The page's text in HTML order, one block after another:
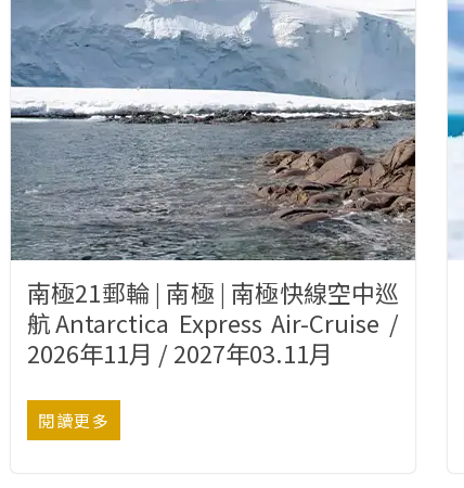
南極21郵輪 | 南極 | 南極快線空中巡
航Antarctica Express Air-Cruise /
2026年11月 / 2027年03.11月
閱讀更多